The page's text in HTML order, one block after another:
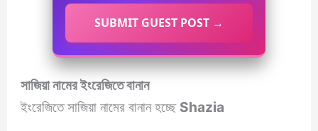
SUBMIT GUEST POST →
সাজিয়া নামের ইংরেজিতে বানান
ইংরেজিতে সাজিয়া নামের বানান হচ্ছে Shazia